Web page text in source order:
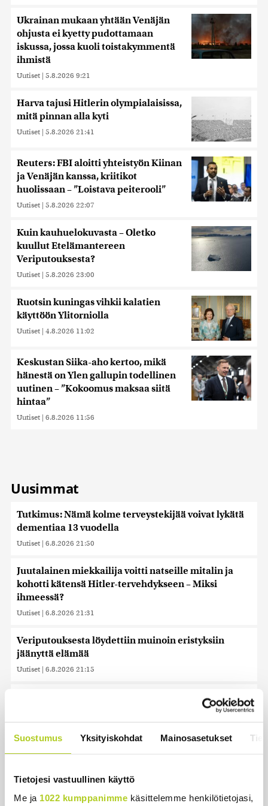
Suostumus Yksityiskohdat Mainosasetukset
Tietojesi vastuullinen käyttö
Me ja 1022 kumppanimme käsittelemme henkilötietojasi,
Ukrainan mukaan yhtään Venäjän
ohjusta ei kyetty pudottamaan
iskussa, jossa kuoli toistakymmentä
ihmistä
Uutiset | 5.8.2026 9:21
Harva tajusi Hitlerin olympialaisissa,
mitä pinnan alla kyti
Uutiset | 5.8.2026 21:41
Reuters: FBI aloitti yhteistyön Kiinan
ja Venäjän kanssa, kriitikot
huolissaan – ”Loistava peiterooli”
Uutiset | 5.8.2026 22:07
Kuin kauhuelokuvasta – Oletko
kuullut Etelämantereen
Veriputouksesta?
Uutiset | 5.8.2026 23:00
Ruotsin kuningas vihkii kalatien
käyttöön Ylitorniolla
Uutiset | 4.8.2026 11:02
Keskustan Siika-aho kertoo, mikä
hänestä on Ylen gallupin todellinen
uutinen – ”Kokoomus maksaa siitä
hintaa”
Uutiset | 6.8.2026 11:56
Uusimmat
Tutkimus: Nämä kolme terveystekijää voivat lykätä
dementiaa 13 vuodella
Uutiset | 6.8.2026 21:50
Juutalainen miekkailija voitti natseille mitalin ja
kohotti kätensä Hitler-tervehdykseen – Miksi
ihmeessä?
Uutiset | 6.8.2026 21:31
Veriputouksesta löydettiin muinoin eristyksiin
jäänyttä elämää
Uutiset | 6.8.2026 21:15
Lämpöennätys meni uusiksi Slovakiassa toisena
Uutiset | 6.8.2026 18:44
Valtiovarainministeriön leikkausehdotus voi
Uutiset | 6.8.2026 17:16